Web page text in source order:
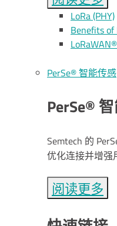
LoRa(PHY)
Benefits of
LoRa
PerSe® 智能传感
PerSe®
Semtech 的
优化连接并增强
阅读更多